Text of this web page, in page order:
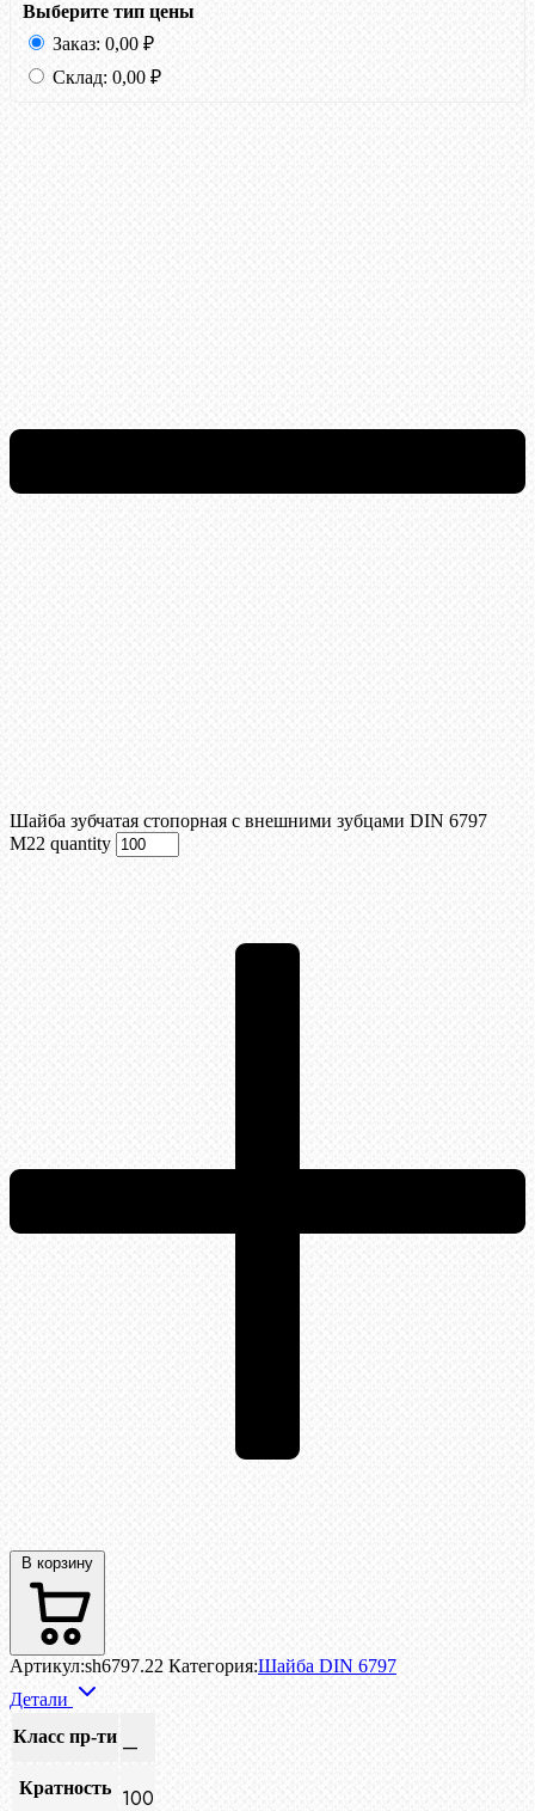
Выберите тип цены
Заказ: 0,00 ₽
Склад: 0,00 ₽
Шайба зубчатая стопорная с внешними зубцами DIN 6797
М22 quantity
В корзину
Артикул:sh6797.22 Категория:Шайба DIN 6797
Детали
Класс пр-ти —
Кратность 100